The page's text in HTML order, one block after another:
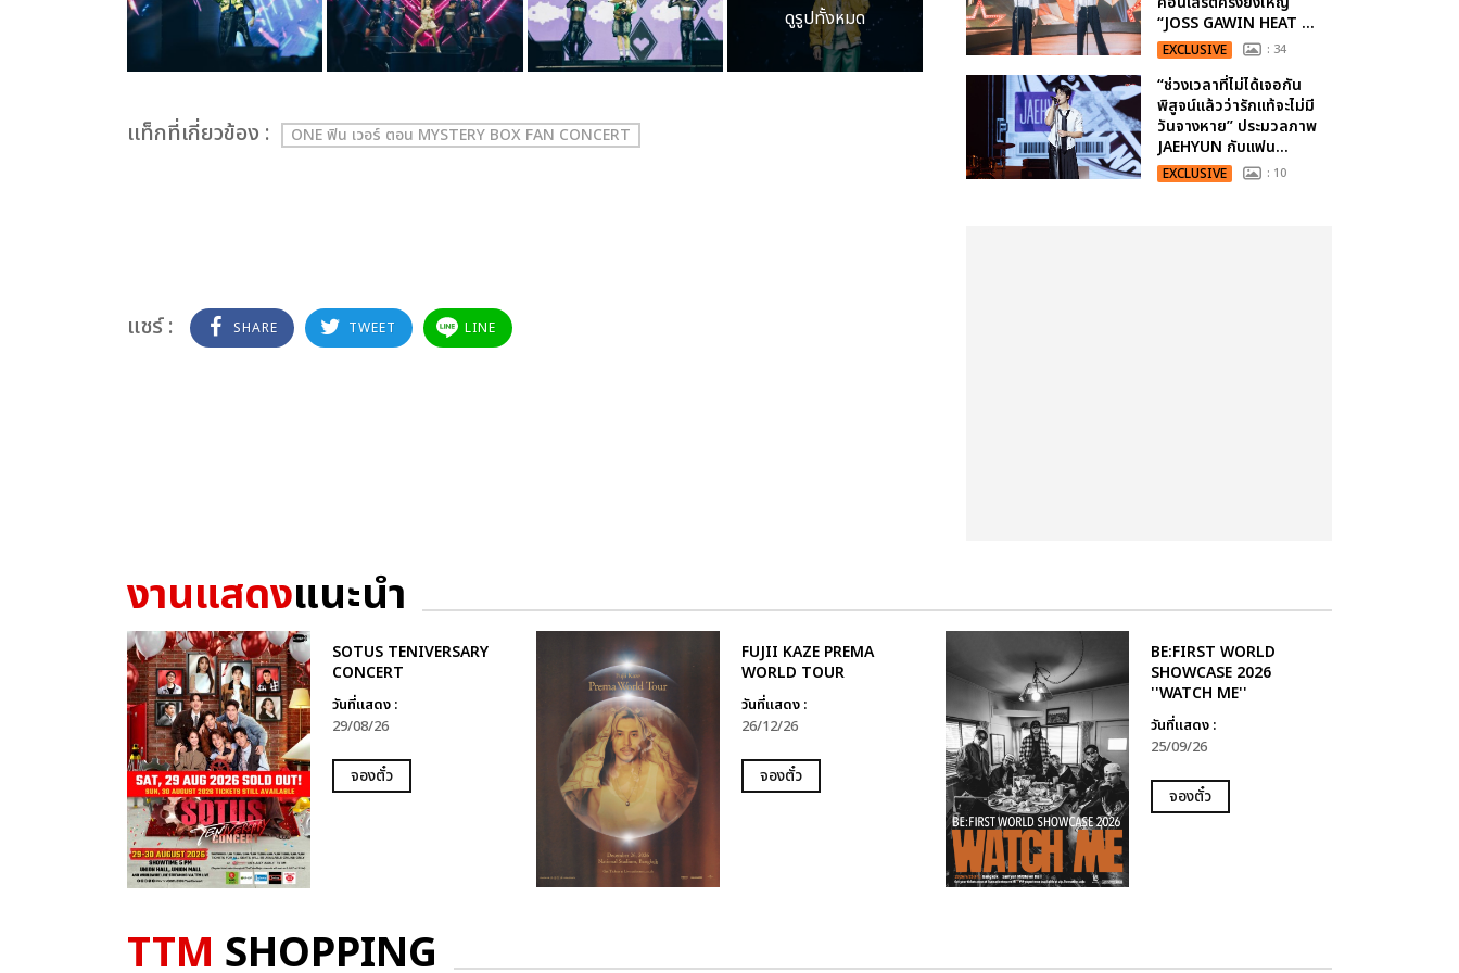
ดูรูปทั้งหมด
เเท็กที่เกี่ยวข้อง : ONE ฟิน เวอร์ ตอน MYSTERY BOX FAN CONCERT
แชร์ : SHARE TWEET LINE
“JOSS GAWIN HEAT ...
EXCLUSIVE : 34
“ช่วงเวลาที่ไม่ได้เจอกัน
พิสูจน์แล้วว่ารักแท้จะไม่มี
วันจางหาย” ประมวลภาพ
JAEHYUN กับแฟน...
EXCLUSIVE : 10
งานแสดงแนะนำ
SOTUS TENIVERSARY
CONCERT
วันที่แสดง :
29/08/26
จองตั๋ว
FUJII KAZE PREMA
WORLD TOUR
วันที่แสดง :
26/12/26
จองตั๋ว
BE:FIRST WORLD
SHOWCASE 2026
''WATCH ME''
วันที่แสดง :
25/09/26
จองตั๋ว
TTM SHOPPING